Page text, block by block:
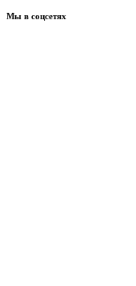
Мы в соцсетях